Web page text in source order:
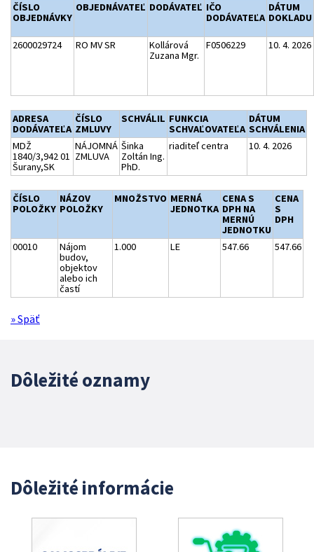
ČÍSLO
OBJEDNÁVKY
OBJEDNÁVATEĽ DODÁVATEĽ IČO
DODÁVATEĽA
DÁTUM
DOKLADU
2600029724 RO MV SR
Kollárová
Zuzana Mgr.
F0506229 10. 4. 2026
ADRESA
DODÁVATEĽA
ČÍSLO
ZMLUVY
SCHVÁLIL FUNKCIA
SCHVAĽOVATEĽA
DÁTUM
SCHVÁLENIA
MDŽ
1840/3,942 01
Šurany,SK
NÁJOMNÁ
ZMLUVA
Šinka
Zoltán Ing.
PhD.
riaditeľ centra 10. 4. 2026
ČÍSLO
POLOŽKY
NÁZOV
POLOŽKY
MNOŽSTVO MERNÁ
JEDNOTKA
CENA S
DPH NA
MERNÚ
JEDNOTKU
CENA
S
DPH
00010
Nájom
budov,
objektov
alebo ich
častí
1.000 LE 547.66 547.66
» Späť
Dôležité oznamy
Dôležité informácie